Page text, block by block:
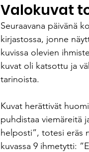
Valokuvat
Seuraavana päivänä
kirjastossa, jonne
kuvissa olevien
kuvat oli katsottu ja
tarinoista.
Kuvat herättivät
puhdistaa viemäreitä
helposti”, totesi eräs
kuvassa 9 ihmetytti: